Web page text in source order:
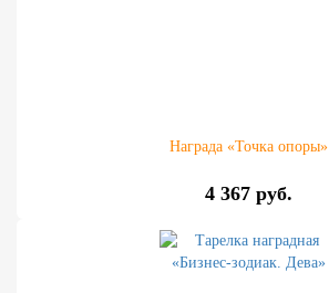
Награда «Точка опоры»
4 367 руб.